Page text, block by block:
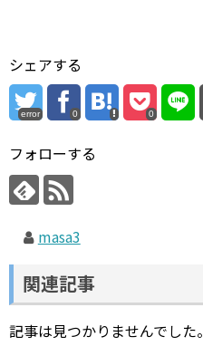
シェアする
error 0 0
フォローする
masa3
関連記事
記事は見つかりませんでした。